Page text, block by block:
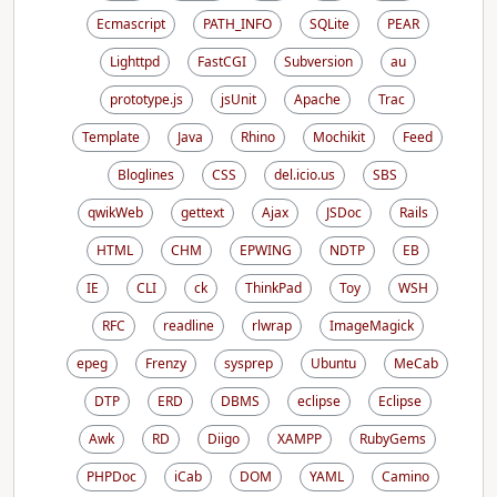
Ecmascript
PATH_INFO SQLite
PEAR
Lighttpd
FastCGI Subversion
au
prototype.js
jsUnit Apache
Trac
Template
Java Rhino Mochikit
Feed
Bloglines
CSS del.icio.us
SBS
qwikWeb
gettext Ajax JSDoc
Rails
HTML
CHM EPWING NDTP
EB
IE
CLI ck ThinkPad Toy
WSH
RFC
readline rlwrap
ImageMagick
epeg
Frenzy sysprep Ubuntu
MeCab
DTP
ERD DBMS eclipse
Eclipse
Awk
RD Diigo XAMPP
RubyGems
PHPDoc
iCab DOM YAML
Camino